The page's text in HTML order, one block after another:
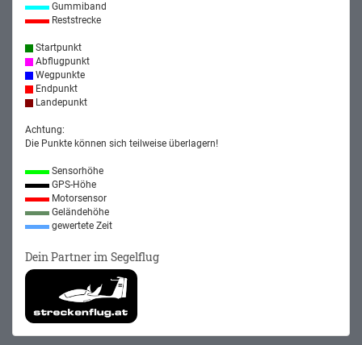
Gummiband
Reststrecke
Startpunkt
Abflugpunkt
Wegpunkte
Endpunkt
Landepunkt
Achtung:
Die Punkte können sich teilweise überlagern!
Sensorhöhe
GPS-Höhe
Motorsensor
Geländehöhe
gewertete Zeit
Dein Partner im Segelflug